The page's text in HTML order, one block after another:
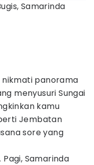
Samarinda
nikmati panorama
menyusuri Sungai
kamu
Jembatan
sore yang
Pagi, Samarinda